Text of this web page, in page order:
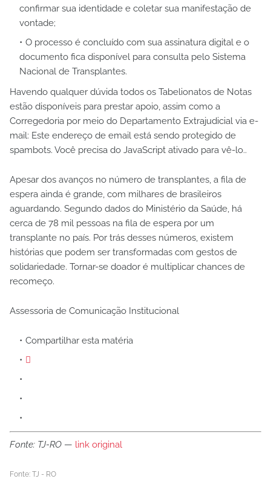
confirmar sua identidade e coletar sua manifestação de
vontade;
O processo é concluído com sua assinatura digital e o
documento fica disponível para consulta pelo Sistema
Nacional de Transplantes.
Havendo qualquer dúvida todos os Tabelionatos de Notas
estão disponíveis para prestar apoio, assim como a
Corregedoria por meio do Departamento Extrajudicial via e-
mail: Este endereço de email está sendo protegido de
spambots. Você precisa do JavaScript ativado para vê-lo..
Apesar dos avanços no número de transplantes, a fila de
espera ainda é grande, com milhares de brasileiros
aguardando. Segundo dados do Ministério da Saúde, há
cerca de 78 mil pessoas na fila de espera por um
transplante no país. Por trás desses números, existem
histórias que podem ser transformadas com gestos de
solidariedade. Tornar-se doador é multiplicar chances de
recomeço.
Assessoria de Comunicação Institucional
Compartilhar esta matéria
Fonte: TJ-RO — link original
Fonte: TJ - RO